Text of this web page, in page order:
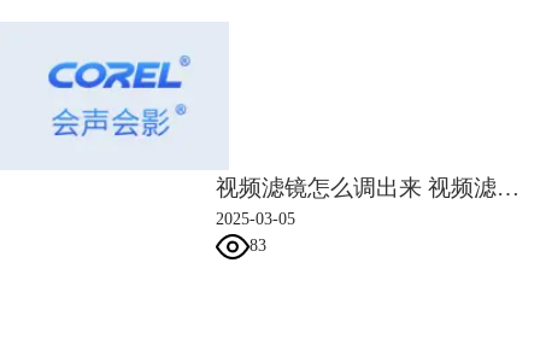
帧，将“3D Text”移动到屏幕右上角，依次类推。
视频滤镜怎么调出来 视频滤镜怎么调好看
2025-03-05
83